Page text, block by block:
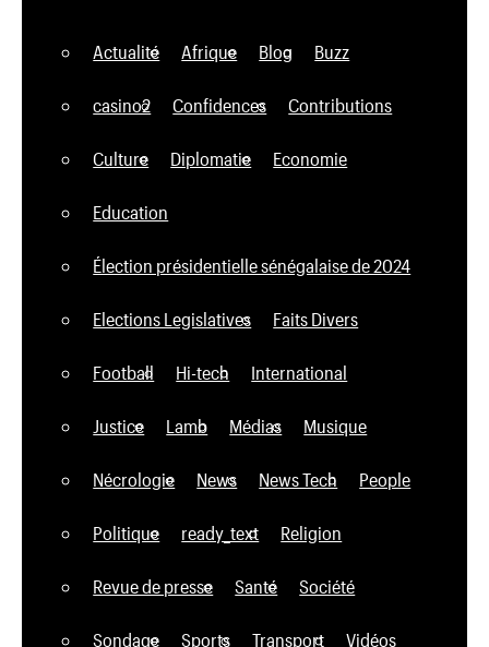
Actualité Afrique Blog Buzz
casino2 Confidences Contributions
Culture Diplomatie Economie
Education
Élection présidentielle sénégalaise de 2024
Elections Legislatives Faits Divers
Football Hi-tech International
Justice Lamb Médias Musique
Nécrologie News News Tech People
Politique ready_text Religion
Revue de presse Santé Société
Sondage Sports Transport Vidéos